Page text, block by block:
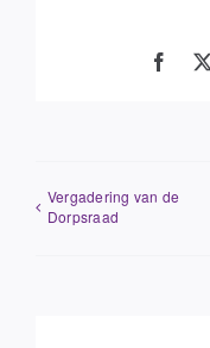
Vergadering van de
Dorpsraad